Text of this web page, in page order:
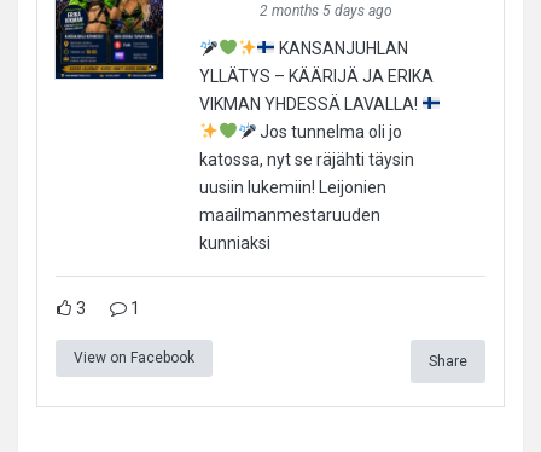
2 months 5 days ago
KANSANJUHLAN
YLLÄTYS – KÄÄRIJÄ JA ERIKA
VIKMAN YHDESSÄ LAVALLA!
Jos tunnelma oli jo
katossa, nyt se räjähti täysin
uusiin lukemiin! Leijonien
maailmanmestaruuden
kunniaksi
3 1
View on Facebook Share